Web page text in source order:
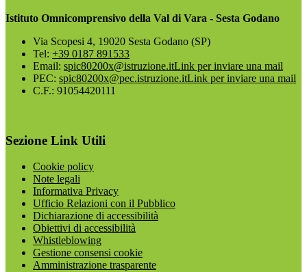
Istituto Omnicomprensivo della Val di Vara - Sesta Godano
Via Scopesi 4, 19020 Sesta Godano (SP)
Tel: +39 0187 891533
Email: spic80200x@istruzione.itLink per inviare una mail
PEC: spic80200x@pec.istruzione.itLink per inviare una mail
C.F.: 91054420111
Sezione Link Utili
Cookie policy
Note legali
Informativa Privacy
Ufficio Relazioni con il Pubblico
Dichiarazione di accessibilità
Obiettivi di accessibilità
Whistleblowing
Gestione consensi cookie
Amministrazione trasparente